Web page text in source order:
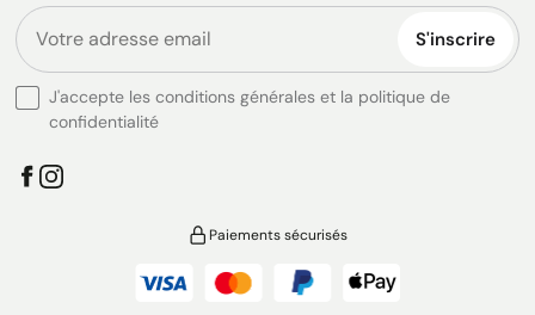
S'inscrire
J'accepte les conditions générales et la politique de
confidentialité
Paiements sécurisés